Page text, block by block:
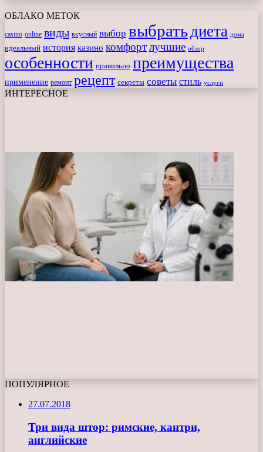
ОБЛАКО МЕТОК
casino online виды вкусный выбор выбратьдиета дома
идеальный история казино комфортлучшие обзор
особенности правильно преимущества
применение ремонт рецепт секреты советы стиль услуги
ИНТЕРЕСНОЕ
ПОПУЛЯРНОЕ
27.07.2018
Три вида штор: римские, кантри,
английские